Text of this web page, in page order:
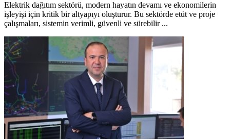
Elektrik dağıtım sektörü, modern hayatın devamı ve ekonomilerin
işleyişi için kritik bir altyapıyı oluşturur. Bu sektörde etüt ve proje
çalışmaları, sistemin verimli, güvenli ve sürebilir ...